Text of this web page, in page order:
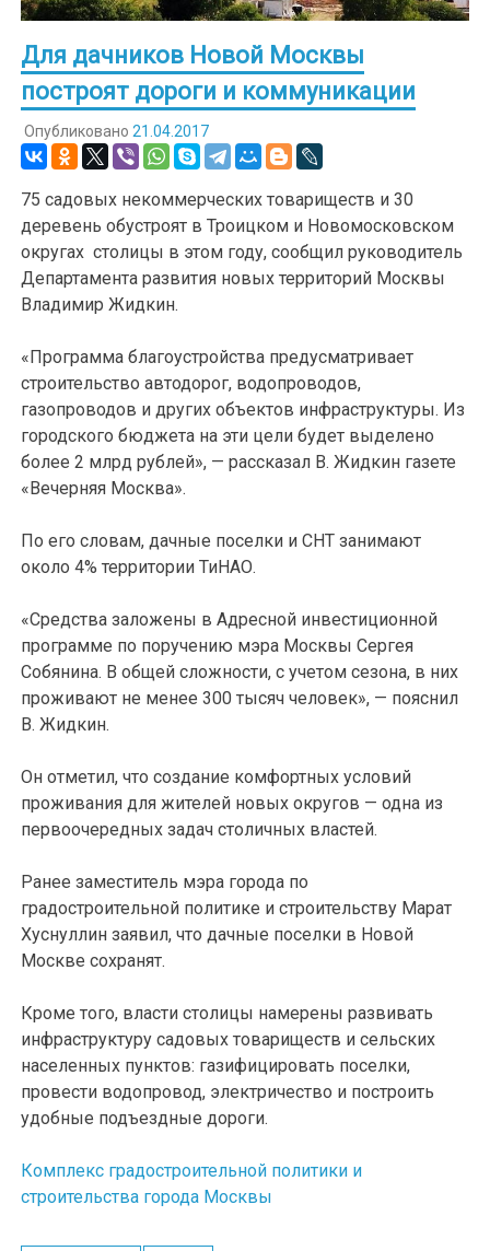
Для дачников Новой Москвы
построят дороги и коммуникации
Опубликовано 21.04.2017
75 садовых некоммерческих товариществ и 30
деревень обустроят в Троицком и Новомосковском
округах столицы в этом году, сообщил руководитель
Департамента развития новых территорий Москвы
Владимир Жидкин.
«Программа благоустройства предусматривает
строительство автодорог, водопроводов,
газопроводов и других объектов инфраструктуры. Из
городского бюджета на эти цели будет выделено
более 2 млрд рублей», — рассказал В. Жидкин газете
«Вечерняя Москва».
По его словам, дачные поселки и СНТ занимают
около 4% территории ТиНАО.
«Средства заложены в Адресной инвестиционной
программе по поручению мэра Москвы Сергея
Собянина. В общей сложности, с учетом сезона, в них
проживают не менее 300 тысяч человек», — пояснил
В. Жидкин.
Он отметил, что создание комфортных условий
проживания для жителей новых округов — одна из
первоочередных задач столичных властей.
Ранее заместитель мэра города по
градостроительной политике и строительству Марат
Хуснуллин заявил, что дачные поселки в Новой
Москве сохранят.
Кроме того, власти столицы намерены развивать
инфраструктуру садовых товариществ и сельских
населенных пунктов: газифицировать поселки,
провести водопровод, электричество и построить
удобные подъездные дороги.
Комплекс градостроительной политики и
строительства города Москвы